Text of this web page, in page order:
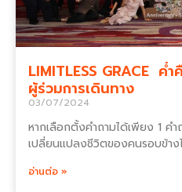
LIMITLESS GRACE
ผู้ร่วมการเดินทาง
03/07/2024
หากเลือกตั้งคำถามได้เพียง 1 คำ
เปลี่ยนแปลงชีวิตของคนรอบข้า
อ่านต่อ »